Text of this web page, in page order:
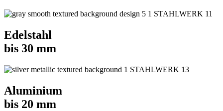
Edelstahl
bis 30 mm
Aluminium
bis 20 mm